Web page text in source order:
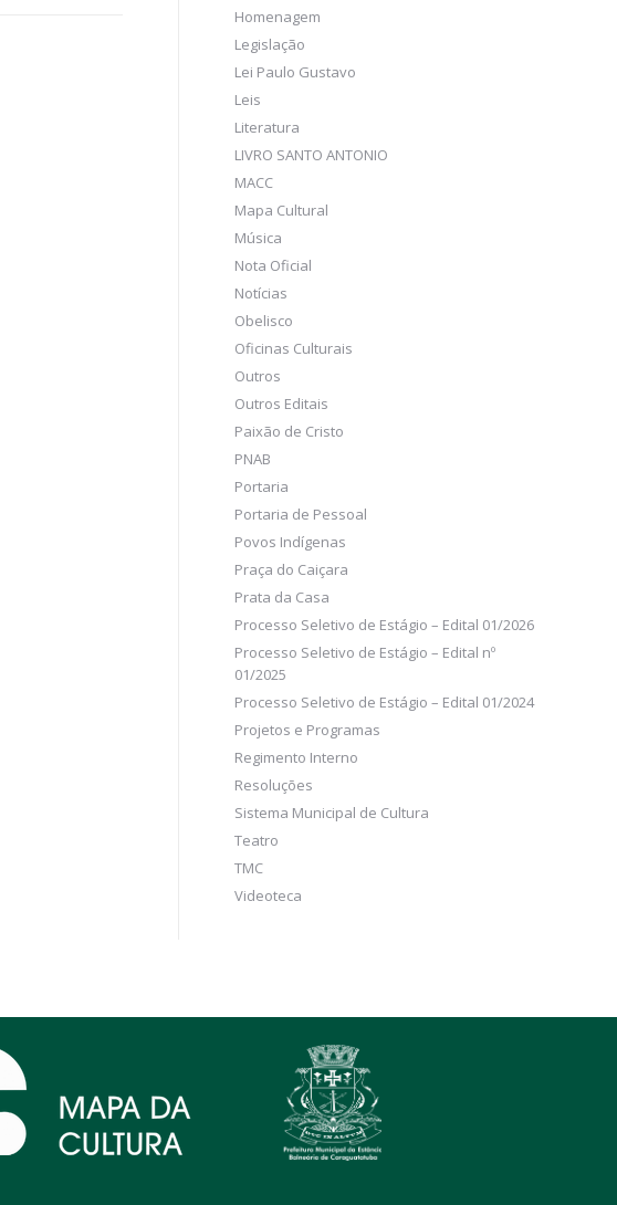
Homenagem
Legislação
Lei Paulo Gustavo
Leis
Literatura
LIVRO SANTO ANTONIO
MACC
Mapa Cultural
Música
Nota Oficial
Notícias
Obelisco
Oficinas Culturais
Outros
Outros Editais
Paixão de Cristo
PNAB
Portaria
Portaria de Pessoal
Povos Indígenas
Praça do Caiçara
Prata da Casa
Processo Seletivo de Estágio – Edital 01/2026
Processo Seletivo de Estágio – Edital nº
01/2025
Processo Seletivo de Estágio – Edital 01/2024
Projetos e Programas
Regimento Interno
Resoluções
Sistema Municipal de Cultura
Teatro
TMC
Videoteca